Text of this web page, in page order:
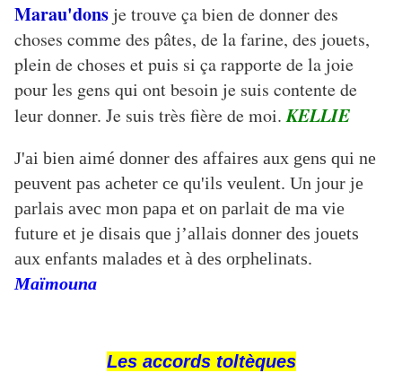
Marau'dons je trouve ça bien de donner des
choses comme des pâtes, de la farine, des jouets,
plein de choses et puis si ça rapporte de la joie
pour les gens qui ont besoin je suis contente de
leur donner. Je suis très fière de moi.KELLIE
J'ai bien aimé donner des affaires aux gens qui ne
peuvent pas acheter ce qu'ils veulent. Un jour je
parlais avec mon papa et on parlait de ma vie
future et je disais que j’allais donner des jouets
aux enfants malades et à des orphelinats.
Maïmouna
Les accords toltèques